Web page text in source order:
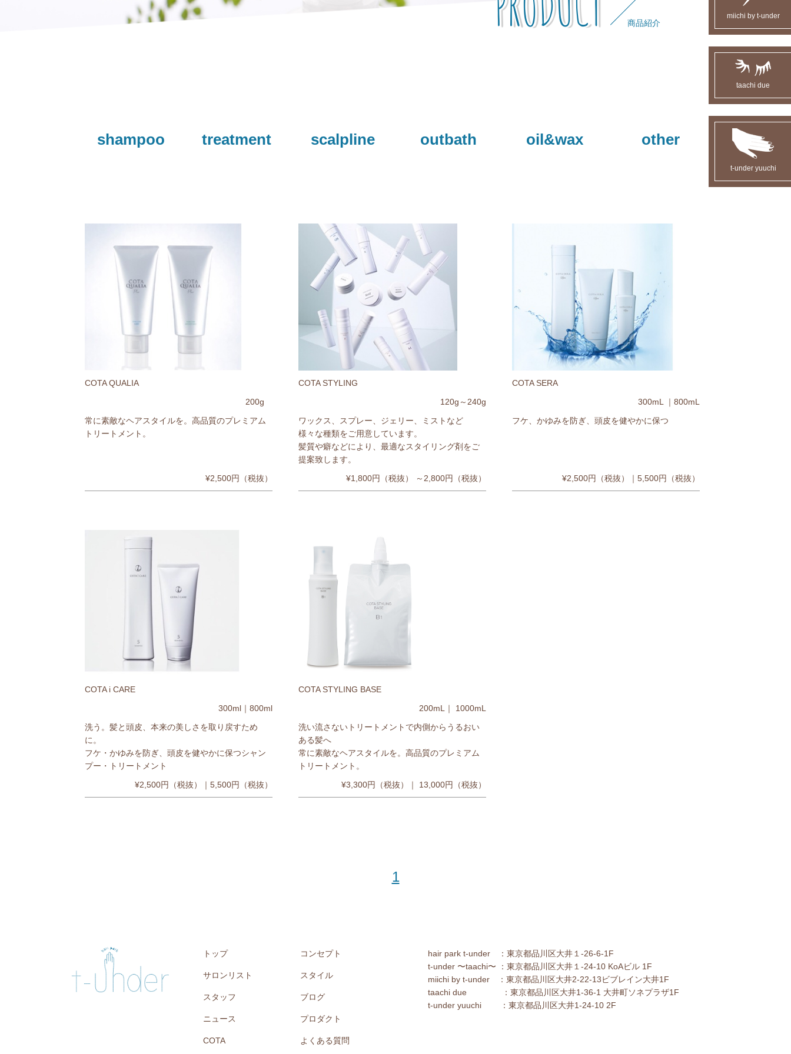
商品紹介
shampoo treatment scalpline outbath oil&wax other
COTA QUALIA
200g
常に素敵なヘアスタイルを。高品質のプレミアム
トリートメント。
¥2,500円（税抜）
COTA STYLING
120g～240g
ワックス、スプレー、ジェリー、ミストなど
様々な種類をご用意しています。
髪質や癖などにより、最適なスタイリング剤をご
提案致します。
¥1,800円（税抜） ～2,800円（税抜）
COTA SERA
300mL ｜800mL
フケ、かゆみを防ぎ、頭皮を健やかに保つ
¥2,500円（税抜）｜5,500円（税抜）
COTA i CARE
300ml｜800ml
洗う。髪と頭皮、本来の美しさを取り戻すため
に。
フケ・かゆみを防ぎ、頭皮を健やかに保つシャン
プー・トリートメント
¥2,500円（税抜）｜5,500円（税抜）
COTA STYLING BASE
200mL｜ 1000mL
洗い流さないトリートメントで内側からうるおい
ある髪へ
常に素敵なヘアスタイルを。高品質のプレミアム
トリートメント。
¥3,300円（税抜）｜ 13,000円（税抜）
1
miichi by t-under
taachi due
t-under yuuchi
トップ コンセプト
サロンリスト スタイル
スタッフ ブログ
ニュース プロダクト
COTA よくある質問
hair park t-under ：東京都品川区大井１-26-6-1F
t-under 〜taachi〜 ：東京都品川区大井１-24-10 KoAビル 1F
miichi by t-under ：東京都品川区大井2-22-13ビブレイン大井1F
taachi due ：東京都品川区大井1-36-1 大井町ソネプラザ1F
t-under yuuchi ：東京都品川区大井1-24-10 2F